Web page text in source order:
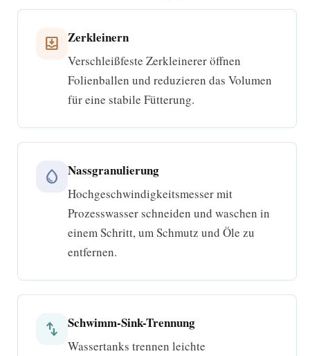
move_to_inbox Zerkleinern
Verschleißfeste Zerkleinerer öffnen
Folienballen und reduzieren das Volumen
für eine stabile Fütterung.
water_drop Nassgranulierung
Hochgeschwindigkeitsmesser mit
Prozesswasser schneiden und waschen in
einem Schritt, um Schmutz und Öle zu
entfernen.
swap_vert Schwimm-Sink-Trennung
Wassertanks trennen leichte